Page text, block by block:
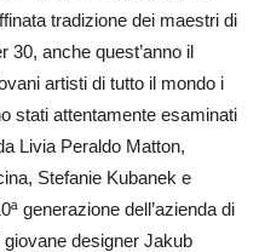
tradizione dei maestri di
30, anche quest’anno il
artisti di tutto il mondo i
stati attentamente esaminati
Livia Peraldo Matton,
Stefanie Kuba­nek e
generazione dell’azienda di
designer Jakub